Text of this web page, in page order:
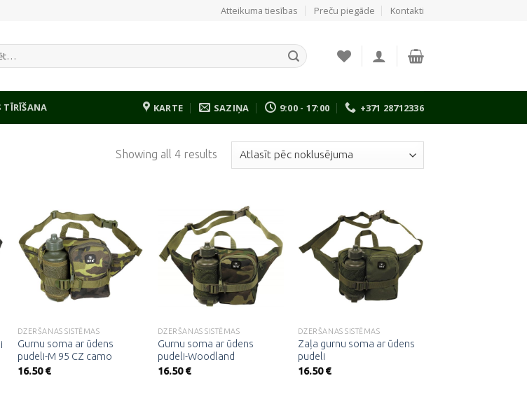
Atteikuma tiesības Preču piegāde Kontakti
TĪRĪŠANA KARTE SAZIŅA 9:00 - 17:00 +371 28712336
Showing all 4 results
Pievienot
vēlmju
sarakstam
DZERŠANAS SISTĒMAS
Gurnu soma ar ūdens
pudeli-M 95 CZ camo
16.50€
Pievienot
vēlmju
sarakstam
DZERŠANAS SISTĒMAS
Gurnu soma ar ūdens
pudeli-Woodland
16.50€
Pievienot
vēlmju
sarakstam
DZERŠANAS SISTĒMAS
Zaļa gurnu soma ar ūdens
pudeli
16.50€